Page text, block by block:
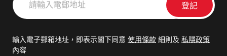
輸
郵
輸入電子郵箱地址，即表示閣下同意 使用條款 細則及 私隱政策
內容